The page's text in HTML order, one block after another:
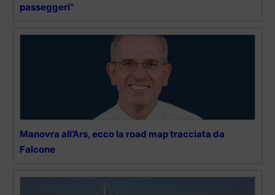
passeggeri”
Manovra all’Ars, ecco la road map tracciata da
Falcone